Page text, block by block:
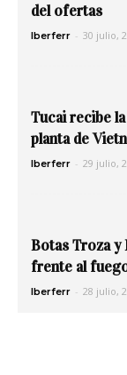
del ofertas
Iberferr - 30 julio,
Tucai recibe
planta de
Iberferr - 29 julio,
Botas Troza
frente al
Iberferr - 28 julio,